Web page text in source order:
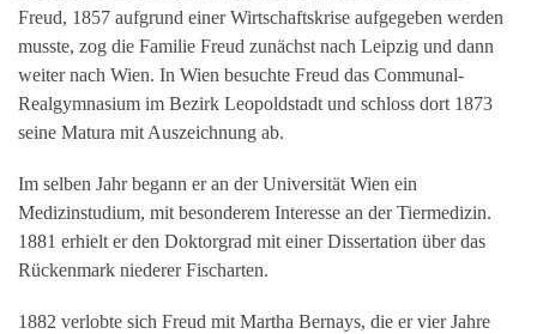
Freud, 1857 aufgrund einer Wirtschaftskrise aufgegeben werden
musste, zog die Familie Freud zunächst nach Leipzig und dann
weiter nach Wien. In Wien besuchte Freud das Communal-
Realgymnasium im Bezirk Leopoldstadt und schloss dort 1873
seine Matura mit Auszeichnung ab.
Im selben Jahr begann er an der Universität Wien ein
Medizinstudium, mit besonderem Interesse an der Tiermedizin.
1881 erhielt er den Doktorgrad mit einer Dissertation über das
Rückenmark niederer Fischarten.
1882 verlobte sich Freud mit Martha Bernays, die er vier Jahre